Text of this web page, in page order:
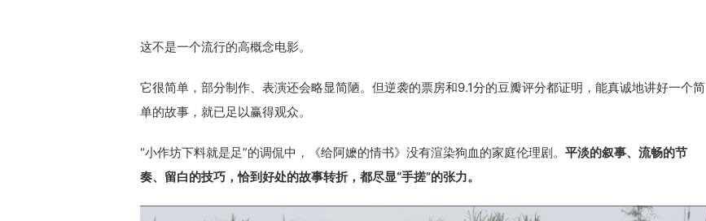
这不是一个流行的高概念电影。
它很简单，部分制作、表演还会略显简陋。但逆袭的票房和9.1分的豆瓣评分都证明，能真诚地讲好一个简
单的故事，就已足以赢得观众。
“小作坊下料就是足”的调侃中，《给阿嬷的情书》没有渲染狗血的家庭伦理剧。 平淡的叙事、流畅的节
奏、留白的技巧，恰到好处的故事转折 ，都尽显“手搓”的张力。